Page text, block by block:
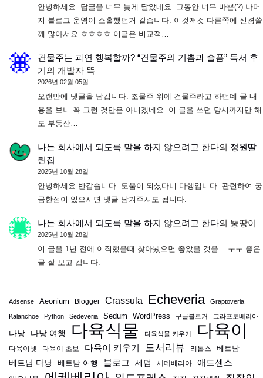
안녕하세요. 답글을 너무 늦게 달았네요. 그동안 너무 바쁜(?) 나머
지 블로그 운영이 소홀했던거 같습니다. 이것저것 다른쪽에 신경쓸
께 많아서요 ㅎㅎㅎㅎ 이글은 비교적…
건물주는 과연 행복할까? “건물주의 기쁨과 슬픔” 독서 후
기의 개발자 뜩
2026년 02월 05일
오랜만에 댓글을 남깁니다. 조물주 위에 건물주라고 하던데 글 내
용을 보니 꼭 그런 것만은 아니겠네요. 이 글을 쓰던 당시까지만 해
도 부동산…
나는 회사에서 되도록 말을 하지 않으려고 한다의 정원딸
린집
2025년 10월 28일
안녕하세요 반갑습니다. 도움이 되셨다니 다행입니다. 관련하여 궁
금한점이 있으시면 댓글 남겨주셔도 됩니다.
나는 회사에서 되도록 말을 하지 않으려고 한다의 뚱땅이
2025년 10월 28일
이 글을 1년 전에 이직했을때 찾아봤으면 좋았을 것을... ㅜㅜ 좋은
글 잘 보고 갑니다.
Adsense Aeonium Blogger Crassula Echeveria Graptoveria
Kalanchoe Python Sedeveria Sedum WordPress 구글블로거 그라프토베리아
다낭 다낭 여행 다육식물 다육식물 키우기 다육이
다육이넷 다육이 초보 다육이 키우기 도서리뷰 리톱스
베트남
베트남 다낭 베트남 여행 블로그 세덤 세데베리아 애드센스